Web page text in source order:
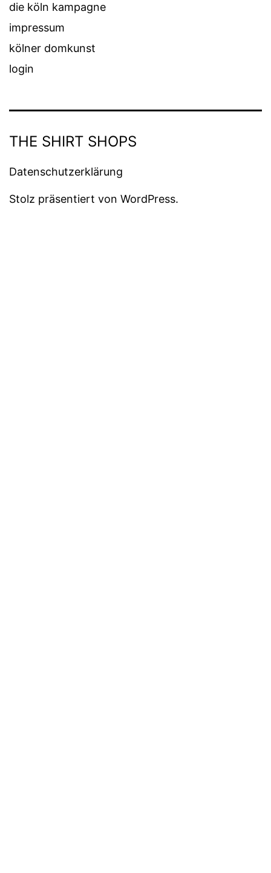
die köln kampagne
impressum
kölner domkunst
login
THE SHIRT SHOPS
Datenschutzerklärung
Stolz präsentiert von WordPress.